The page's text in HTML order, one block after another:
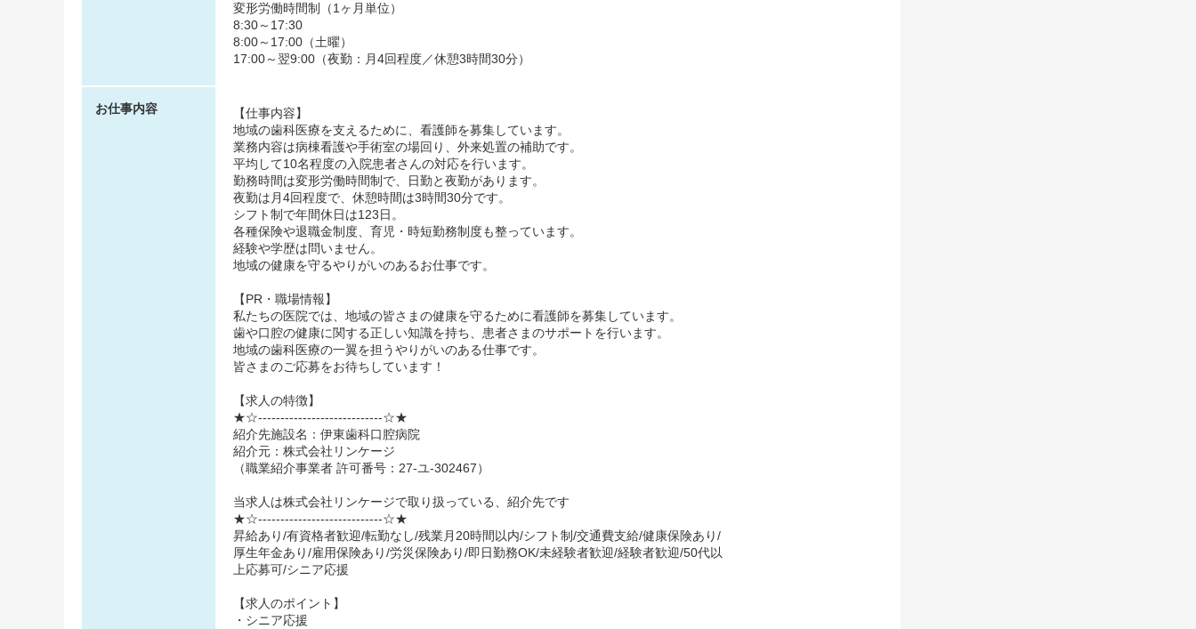
変形労働時間制（1ヶ月単位）
8:30～17:30
8:00～17:00（土曜）
17:00～翌9:00（夜勤：月4回程度／休憩3時間30分）
お仕事内容
【仕事内容】
地域の歯科医療を支えるために、看護師を募集しています。
業務内容は病棟看護や手術室の場回り、外来処置の補助です。
平均して10名程度の入院患者さんの対応を行います。
勤務時間は変形労働時間制で、日勤と夜勤があります。
夜勤は月4回程度で、休憩時間は3時間30分です。
シフト制で年間休日は123日。
各種保険や退職金制度、育児・時短勤務制度も整っています。
経験や学歴は問いません。
地域の健康を守るやりがいのあるお仕事です。
【PR・職場情報】
私たちの医院では、地域の皆さまの健康を守るために看護師を募集しています。
歯や口腔の健康に関する正しい知識を持ち、患者さまのサポートを行います。
地域の歯科医療の一翼を担うやりがいのある仕事です。
皆さまのご応募をお待ちしています！
【求人の特徴】
★☆----------------------------☆★
紹介先施設名：伊東歯科口腔病院
紹介元：株式会社リンケージ
（職業紹介事業者 許可番号：27-ユ-302467）
当求人は株式会社リンケージで取り扱っている、紹介先です
★☆----------------------------☆★
昇給あり/有資格者歓迎/転勤なし/残業月20時間以内/シフト制/交通費支給/健康保険あり/
厚生年金あり/雇用保険あり/労災保険あり/即日勤務OK/未経験者歓迎/経験者歓迎/50代以
上応募可/シニア応援
【求人のポイント】
・シニア応援